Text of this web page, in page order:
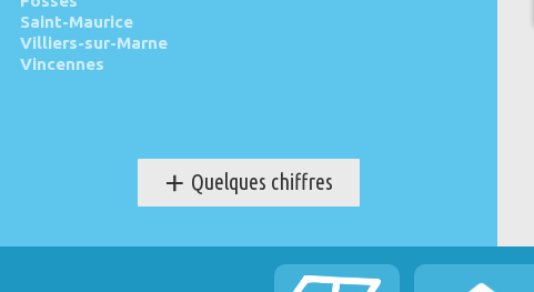
Saint-Maurice
Villiers-sur-Marne
Vincennes
+ Quelques chiffres